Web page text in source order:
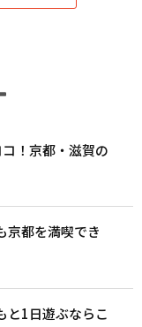
！京都・滋賀の
京都を満喫でき
と1日遊ぶならこ